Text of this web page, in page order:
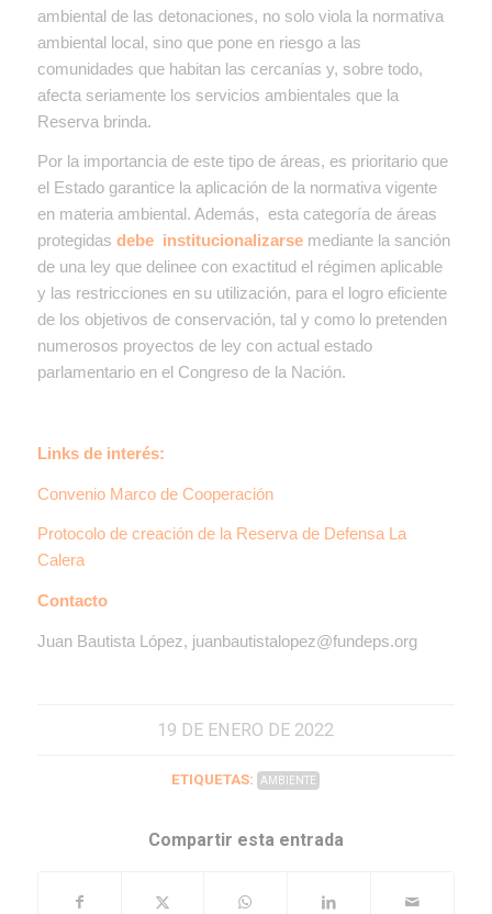
ambiental de las detonaciones, no solo viola la normativa
ambiental local, sino que pone en riesgo a las
comunidades que habitan las cercanías y, sobre todo,
afecta seriamente los servicios ambientales que la
Reserva brinda.
Por la importancia de este tipo de áreas, es prioritario que
el Estado garantice la aplicación de la normativa vigente
en materia ambiental. Además, esta categoría de áreas
protegidas debe institucionalizarse mediante la sanción
de una ley que delinee con exactitud el régimen aplicable
y las restricciones en su utilización, para el logro eficiente
de los objetivos de conservación, tal y como lo pretenden
numerosos proyectos de ley con actual estado
parlamentario en el Congreso de la Nación.
Links de interés:
Convenio Marco de Cooperación
Protocolo de creación de la Reserva de Defensa La
Calera
Contacto
Juan Bautista López, juanbautistalopez@fundeps.org
19 DE ENERO DE 2022
ETIQUETAS: AMBIENTE
Compartir esta entrada